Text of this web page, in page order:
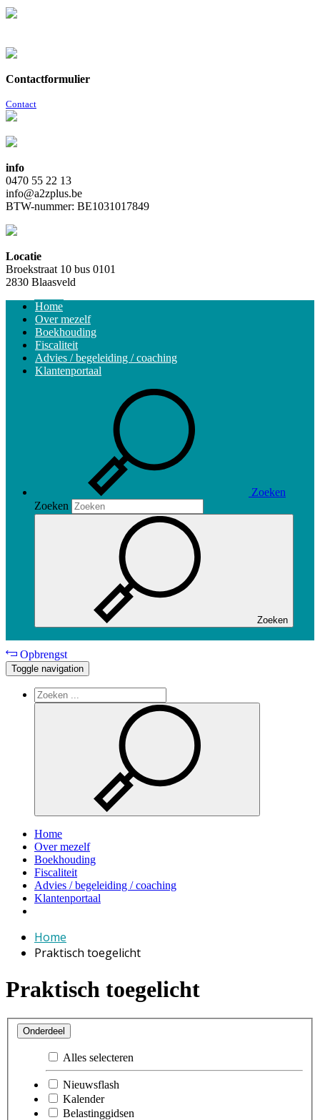
Contactformulier
Contact
info
0470 55 22 13
info@a2zplus.be
BTW-nummer: BE1031017849
Locatie
Broekstraat 10 bus 0101
2830 Blaasveld
Home
Over mezelf
Boekhouding
Fiscaliteit
Advies / begeleiding / coaching
Klantenportaal
Zoeken
Zoeken
Zoeken
Opbrengst
Toggle navigation
Home
Over mezelf
Boekhouding
Fiscaliteit
Advies / begeleiding / coaching
Klantenportaal
Home
Praktisch toegelicht
Praktisch toegelicht
Onderdeel
Alles selecteren
Nieuwsflash
Kalender
Belastinggidsen